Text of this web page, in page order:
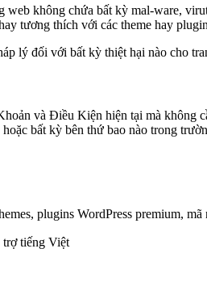
web không chứa bất kỳ mal-ware,
tương thích với các theme hay
lý đối với bất kỳ thiệt hại nào cho
và Điều Kiện hiện tại mà không
bất kỳ bên thứ bao nào trong
plugins WordPress premium,
tiếng Việt